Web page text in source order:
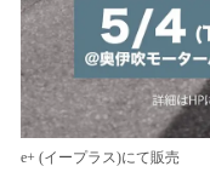
e+ (イープラス)にて販売